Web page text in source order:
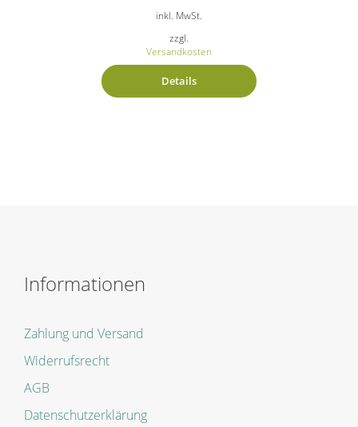
inkl. MwSt.
zzgl.
Versandkosten
Details
Informationen
Zahlung und Versand
Widerrufsrecht
AGB
Datenschutzerklärung